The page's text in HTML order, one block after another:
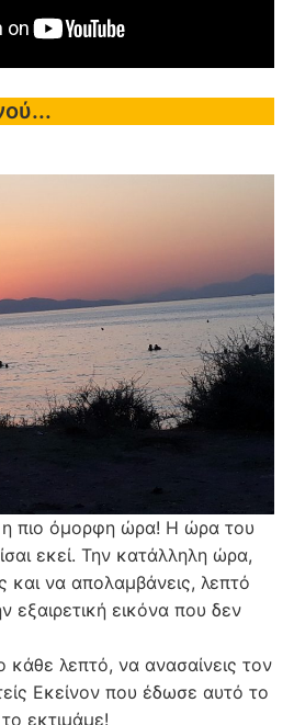
η πιο όμορφη ώρα! Η ώρα του
εκεί. Την κατάλληλη ώρα,
και να απολαμβάνεις, λεπτό
εξαιρετική εικόνα που δεν
κάθε λεπτό, να ανασαίνεις τον
Εκείνον που έδωσε αυτό το
εκτιμάμε!